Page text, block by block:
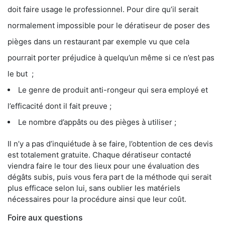
doit faire usage le professionnel. Pour dire qu’il serait
normalement impossible pour le dératiseur de poser des
pièges dans un restaurant par exemple vu que cela
pourrait porter préjudice à quelqu’un même si ce n’est pas
le but ;
Le genre de produit anti-rongeur qui sera employé et
l’efficacité dont il fait preuve ;
Le nombre d’appâts ou des pièges à utiliser ;
Il n’y a pas d’inquiétude à se faire, l’obtention de ces devis
est totalement gratuite. Chaque dératiseur contacté
viendra faire le tour des lieux pour une évaluation des
dégâts subis, puis vous fera part de la méthode qui serait
plus efficace selon lui, sans oublier les matériels
nécessaires pour la procédure ainsi que leur coût.
Foire aux questions